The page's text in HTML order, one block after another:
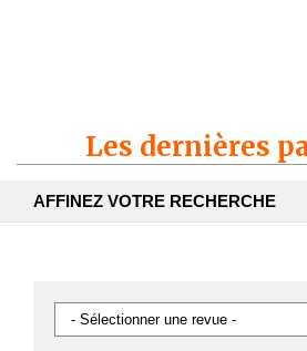
Les dernières
AFFINEZ VOTRE RECHERCHE
Publication